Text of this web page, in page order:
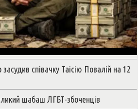
співачку Таісію Повалій на 12
шабаш ЛГБТ-збоченців